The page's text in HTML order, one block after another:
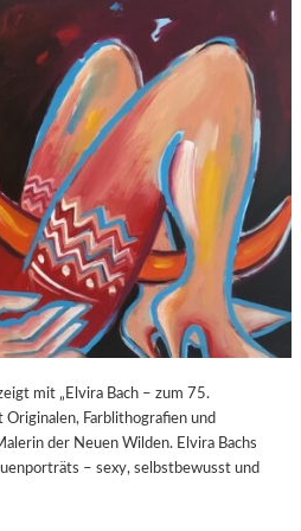
A
R
T
S
2
0
.
G
E
B
U
R
S
T
A
G
X
P
O
S
U
E
“
I
N
D
E
R
O
R
N
F
mit „Elvira Bach – zum 75.
Farblithografien und
der Neuen Wilden. Elvira Bachs
– sexy, selbstbewusst und